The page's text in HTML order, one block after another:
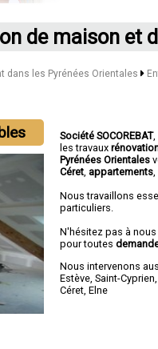
de maison et
dans les Pyrénées Orientales
Société SOCOREBAT,
les travaux
Pyrénées Orientales
Céret appartements
Nous travaillons
particuliers.
N'hésitez pas à
pour toutes
Nous intervenons
Estève ,Saint-Cyprien
Céret ,Elne